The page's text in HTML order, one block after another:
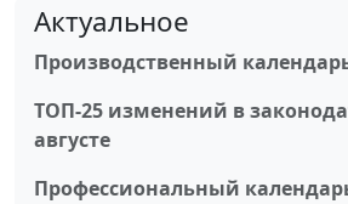
Актуальное
Производственный календарь
ТОП-25 изменений в
августе
Профессиональный